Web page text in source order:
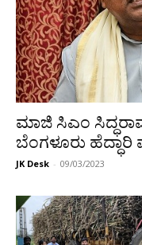
ಮಾಜಿ ಸಿಎಂ
ಬೆಂಗಳೂರು ಹೆದ್ಧಾರಿ
JK Desk - 09/03/2023